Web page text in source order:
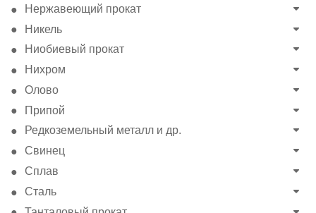
Нержавеющий прокат
Никель
Ниобиевый прокат
Нихром
Олово
Припой
Редкоземельный металл и др.
Свинец
Сплав
Сталь